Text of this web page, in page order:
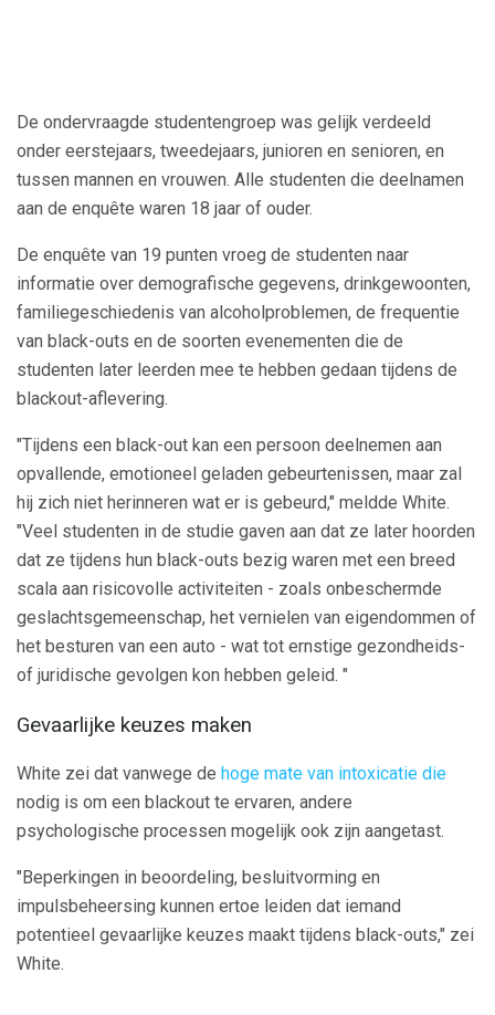
De ondervraagde studentengroep was gelijk verdeeld
onder eerstejaars, tweedejaars, junioren en senioren, en
tussen mannen en vrouwen. Alle studenten die deelnamen
aan de enquête waren 18 jaar of ouder.
De enquête van 19 punten vroeg de studenten naar
informatie over demografische gegevens, drinkgewoonten,
familiegeschiedenis van alcoholproblemen, de frequentie
van black-outs en de soorten evenementen die de
studenten later leerden mee te hebben gedaan tijdens de
blackout-aflevering.
"Tijdens een black-out kan een persoon deelnemen aan
opvallende, emotioneel geladen gebeurtenissen, maar zal
hij zich niet herinneren wat er is gebeurd," meldde White.
"Veel studenten in de studie gaven aan dat ze later hoorden
dat ze tijdens hun black-outs bezig waren met een breed
scala aan risicovolle activiteiten - zoals onbeschermde
geslachtsgemeenschap, het vernielen van eigendommen of
het besturen van een auto - wat tot ernstige gezondheids-
of juridische gevolgen kon hebben geleid. "
Gevaarlijke keuzes maken
White zei dat vanwege de hoge mate van intoxicatie die
nodig is om een ​​blackout te ervaren, andere
psychologische processen mogelijk ook zijn aangetast.
"Beperkingen in beoordeling, besluitvorming en
impulsbeheersing kunnen ertoe leiden dat iemand
potentieel gevaarlijke keuzes maakt tijdens black-outs," zei
White.